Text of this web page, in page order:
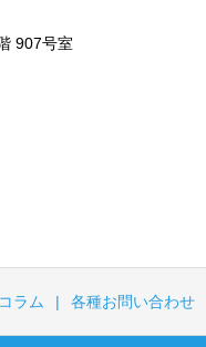
907号室
ラム 各種お問い合わせ